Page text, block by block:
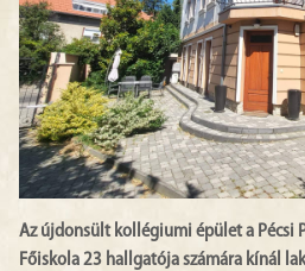
Az újdonsült kollégiumi épület a Pécsi
Főiskola 23 hallgatója számára kínál